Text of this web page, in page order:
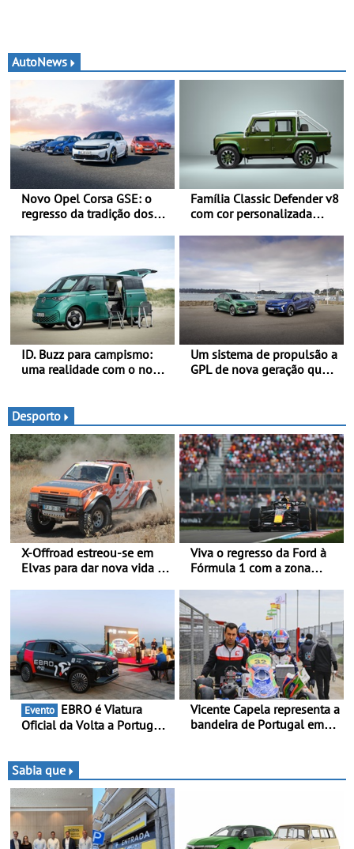
AutoNews
Novo Opel Corsa GSE: o
regresso da tradição dos
100 km/h em 5,5 segundos
Família Classic Defender v8
com cor personalizada
ID. Buzz para campismo:
uma realidade com o novo
versão Auto-Caravana com
ISV de 0 €
Um sistema de propulsão a
GPL de nova geração que
Desporto
X-Offroad estreou-se em
Elvas para dar nova vida às
pilotos no Alto Alentejo,
com viaturas T0, T8 e TA
em competição
Viva o regresso da Ford à
Fórmula 1 com a zona
Espanha no MADRING -
Ford Fan Zone com um
preço especial exclusivo de
400 €, para os três dias de
competição
Evento
Oficial da Volta a Portugal
da mítica prova de ciclismo
e leva a sua gama SUV
multi-energia às estradas
de Portugal
Vicente Capela representa a
bandeira de Portugal em
ronda do Campeonato
Sabia que